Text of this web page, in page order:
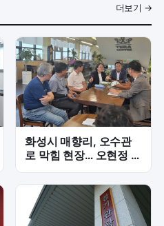
더보기 →
화성시 매향리, 오수관
로 막힘 현장… 오현정 의
원, 주민 불편 해소 긴급
점검